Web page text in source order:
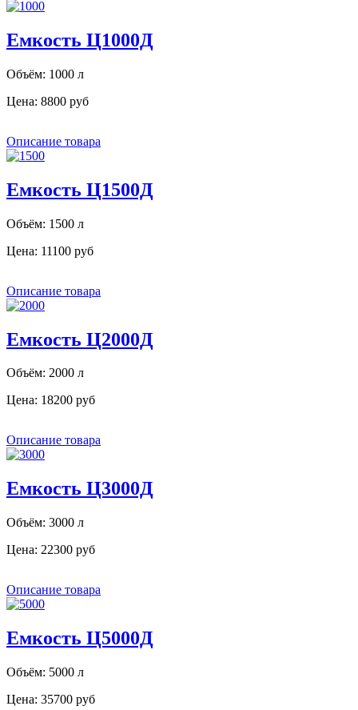
Емкость Ц1000Д
Объём: 1000 л
Цена: 8800 руб
Описание товара
Емкость Ц1500Д
Объём: 1500 л
Цена: 11100 руб
Описание товара
Емкость Ц2000Д
Объём: 2000 л
Цена: 18200 руб
Описание товара
Емкость Ц3000Д
Объём: 3000 л
Цена: 22300 руб
Описание товара
Емкость Ц5000Д
Объём: 5000 л
Цена: 35700 руб